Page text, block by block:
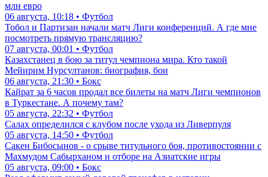
млн евро
06 августа, 10:18 • Футбол
Тобол и Партизан начали матч Лиги конференций. А где мне
посмотреть прямую трансляцию?
07 августа, 00:01 • Футбол
Казахстанец в бою за титул чемпиона мира. Кто такой
Мейирим Нурсултанов: биография, бои
06 августа, 21:30 • Бокс
Кайрат за 6 часов продал все билеты на матч Лиги чемпионов
в Туркестане. А почему там?
05 августа, 22:32 • Футбол
Салах определился с клубом после ухода из Ливерпуля
05 августа, 14:50 • Футбол
Сакен Бибосынов - о срыве титульного боя, противостоянии с
Махмудом Сабырханом и отборе на Азиатские игры
05 августа, 09:00 • Бокс